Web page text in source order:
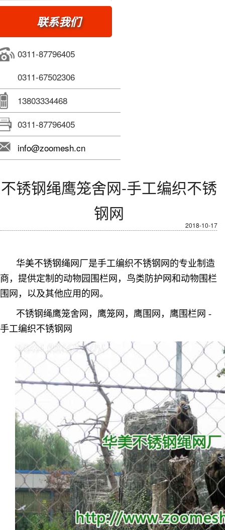
联系我们
0311-87796405
0311-67502306
13803334468
0311-87796405
info@zoomesh.cn
不锈钢绳鹰笼舍网-手工编织不锈
钢网
2018-10-17
华美不锈钢绳网厂是手工编织不锈钢网的专业制造
商，提供定制的动物园围栏网，鸟类防护网和动物围栏
围网，以及其他应用的网。
不锈钢绳鹰笼舍网，鹰笼网，鹰围网，鹰围栏网 -
手工编织不锈钢网